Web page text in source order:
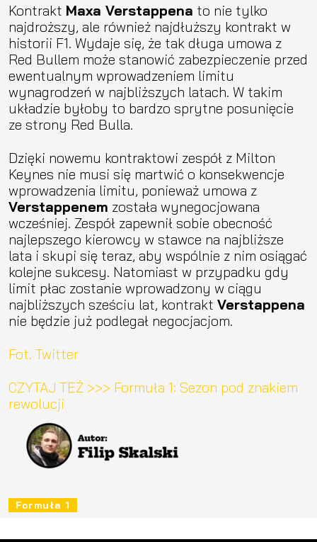
Kontrakt Maxa Verstappena to nie tylko
najdroższy, ale również najdłuższy kontrakt w
historii F1. Wydaje się, że tak długa umowa z
Red Bullem może stanowić zabezpieczenie przed
ewentualnym wprowadzeniem limitu
wynagrodzeń w najbliższych latach. W takim
układzie byłoby to bardzo sprytne posunięcie
ze strony Red Bulla.
Dzięki nowemu kontraktowi zespół z Milton
Keynes nie musi się martwić o konsekwencje
wprowadzenia limitu, ponieważ umowa z
Verstappenem została wynegocjowana
wcześniej. Zespół zapewnił sobie obecność
najlepszego kierowcy w stawce na najbliższe
lata i skupi się teraz, aby wspólnie z nim osiągać
kolejne sukcesy. Natomiast w przypadku gdy
limit płac zostanie wprowadzony w ciągu
najbliższych sześciu lat, kontrakt Verstappena
nie będzie już podlegał negocjacjom.
Fot. Twitter
CZYTAJ TEŻ >>> Formuła 1: Sezon pod znakiem
rewolucji
Formuła 1